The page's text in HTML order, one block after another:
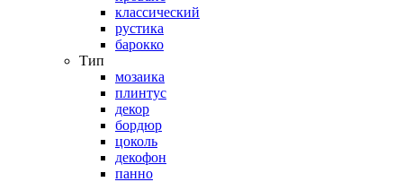
классический
рустика
барокко
Тип
мозаика
плинтус
декор
бордюр
цоколь
декофон
панно